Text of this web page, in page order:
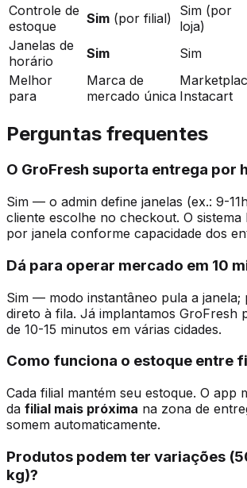
Controle de
estoque
Sim (por filial) Sim (por
loja)
Janelas de
horário
Sim Sim
Melhor
para
Marca de
mercado única Instacart
Perguntas frequentes
O GroFresh suporta entrega por
Sim — o admin define janelas (ex.: 9-
cliente escolhe no checkout. O sistema
por janela conforme capacidade dos
Dá para operar mercado em 10
Sim — modo instantâneo pula a janela;
direto à fila. Já implantamos GroFresh
de 10-15 minutos em várias cidades.
Como funciona o estoque entre
Cada filial mantém seu estoque. O app
da filial mais próxima na zona de
somem automaticamente.
Produtos podem ter variações
kg)?